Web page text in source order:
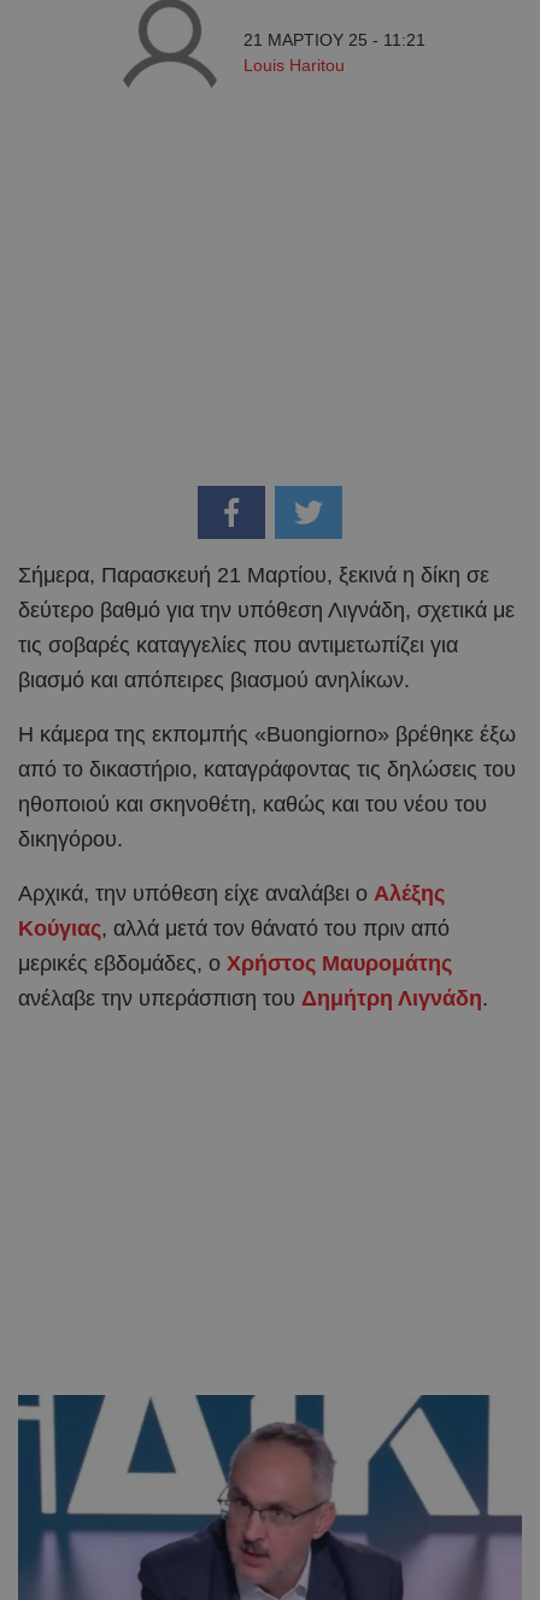
21 ΜΑΡΤΙΟΥ 25 - 11:21
Louis Haritou
Σήμερα, Παρασκευή 21 Μαρτίου, ξεκινά η δίκη σε
δεύτερο βαθμό για την υπόθεση Λιγνάδη, σχετικά με
τις σοβαρές καταγγελίες που αντιμετωπίζει για
βιασμό και απόπειρες βιασμού ανηλίκων.
Η κάμερα της εκπομπής «Buongiorno» βρέθηκε έξω
από το δικαστήριο, καταγράφοντας τις δηλώσεις του
ηθοποιού και σκηνοθέτη, καθώς και του νέου του
δικηγόρου.
Αρχικά, την υπόθεση είχε αναλάβει ο Αλέξης
Κούγιας, αλλά μετά τον θάνατό του πριν από
μερικές εβδομάδες, ο Χρήστος Μαυρομάτης
ανέλαβε την υπεράσπιση του Δημήτρη Λιγνάδη.